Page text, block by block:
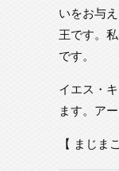
いをお与
王です。
です。
イエス・
ます。アー
【 まじま